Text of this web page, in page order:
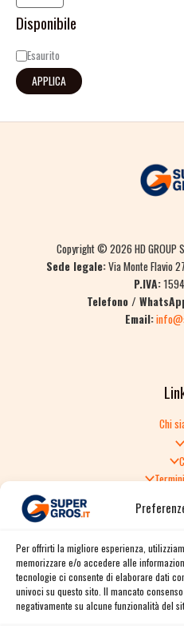
Per offrirti la migliore esperienza,
memorizzare e/o accedere alle
tecnologie ci consente di elaborare dati
univoci su questo sito. Il mancato
negativamente su alcune funzionalità del
Disponibile
Esaurito
APPLICA
Copyright © 2026 HD GROUP
Sede legale:Via Monte Flavio
P.IVA:
Telefono /
Email:
Chi